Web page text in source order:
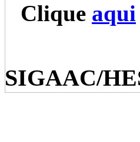
Clique aqui
SIGAAC/